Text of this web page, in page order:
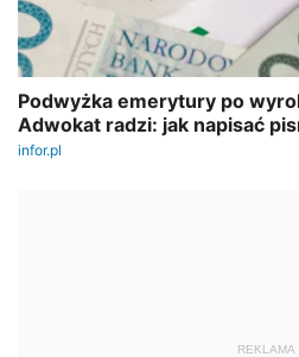
REKLAMA